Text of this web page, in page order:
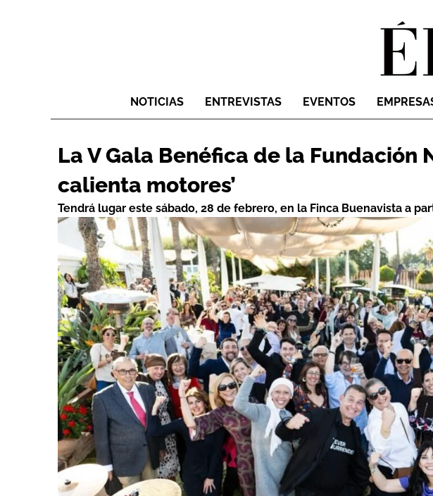
NOTICIAS ENTREVISTAS EVENTOS
La V Gala Benéfica de la Fundación
calienta motores’
Tendrá lugar este sábado, 28 de febrero, en la Finca Buenavista a